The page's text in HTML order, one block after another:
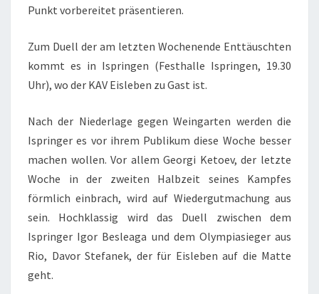
Punkt vorbereitet präsentieren.
Zum Duell der am letzten Wochenende Enttäuschten
kommt es in Ispringen (Festhalle Ispringen, 19.30
Uhr), wo der KAV Eisleben zu Gast ist.
Nach der Niederlage gegen Weingarten werden die
Ispringer es vor ihrem Publikum diese Woche besser
machen wollen. Vor allem Georgi Ketoev, der letzte
Woche in der zweiten Halbzeit seines Kampfes
förmlich einbrach, wird auf Wiedergutmachung aus
sein. Hochklassig wird das Duell zwischen dem
Ispringer Igor Besleaga und dem Olympiasieger aus
Rio, Davor Stefanek, der für Eisleben auf die Matte
geht.